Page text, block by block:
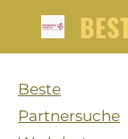
Beste
Partnersuche